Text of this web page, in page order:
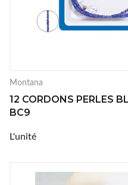
Montana
12 CORDONS PERLES
BC9
L'unité